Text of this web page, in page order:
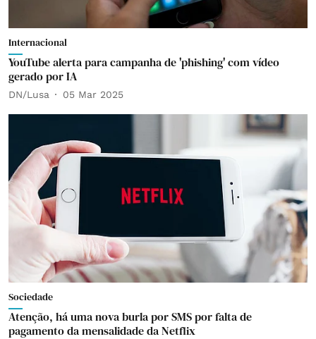
Internacional
YouTube alerta para campanha de 'phishing' com vídeo
gerado por IA
DN/Lusa 05 Mar 2025
Sociedade
Atenção, há uma nova burla por SMS por falta de
pagamento da mensalidade da Netflix